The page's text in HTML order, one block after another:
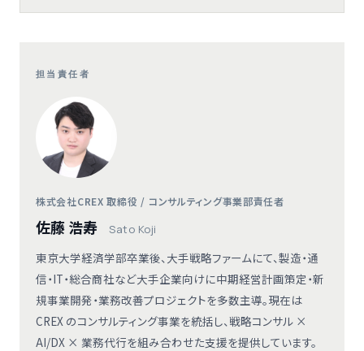
担当責任者
株式会社CREX 取締役 / コンサルティング事業部責任者
佐藤 浩寿 Sato Koji
東京大学経済学部卒業後、大手戦略ファームにて、製造・通
信・IT・総合商社など大手企業向けに中期経営計画策定・新
規事業開発・業務改善プロジェクトを多数主導。現在は
CREX のコンサルティング事業を統括し、戦略コンサル ×
AI/DX × 業務代行を組み合わせた支援を提供しています。